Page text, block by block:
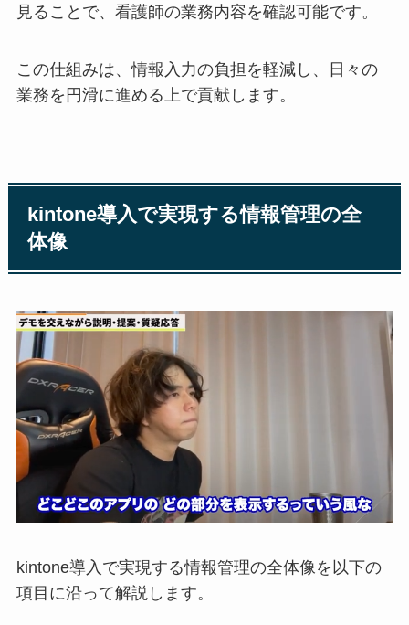
見ることで、看護師の業務内容を確認可能です。
この仕組みは、情報入力の負担を軽減し、日々の
業務を円滑に進める上で貢献します。
kintone導入で実現する情報管理の全
体像
kintone導入で実現する情報管理の全体像を以下の
項目に沿って解説します。